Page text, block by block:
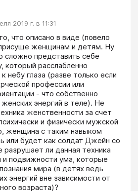
2019 г. в 11:31
что описано в виде (повело
женщинам и детям. Ну
сложно представить себе
который расслабленно
небу глаза (разве только если
профессии или
- что собственно
энергий в теле). Не
женственности за счет
и физически мужской
женщина с таким навыком
или будет как солдат Джейн со
ли данная техника
и подвижности ума, которые
мира (в детях ведь
энергий вне зависимости от
возраста)?